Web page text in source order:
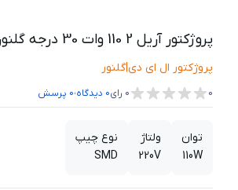
پروژکتور آریل 2 110 وات 30 درجه گلنور
پروژکتور ال ای دی|گلنور
0
0 رای0 دیدگاه،0 پرسش
توان
110W
ولتاژ
220V
نوع چیپ
SMD